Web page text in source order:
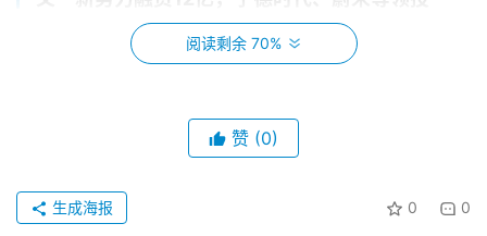
近日，新能智能商用车源重卡新势力车企零一汽车宣布
日产汽车3月10日宣布，首席财务官Jeremie Papin因
阅读剩余 70%
赞 (0)
0 0
生成海报